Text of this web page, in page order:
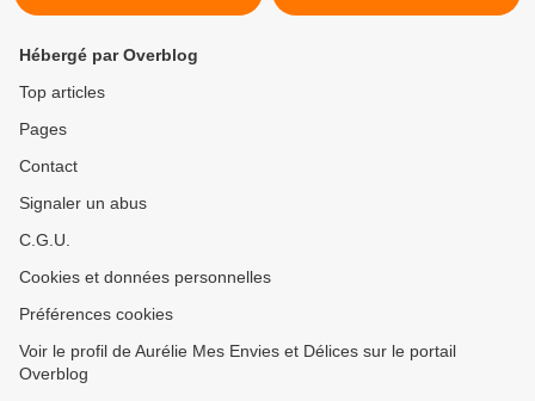
Hébergé par Overblog
Top articles
Pages
Contact
Signaler un abus
C.G.U.
Cookies et données personnelles
Préférences cookies
Voir le profil de Aurélie Mes Envies et Délices sur le portail
Overblog